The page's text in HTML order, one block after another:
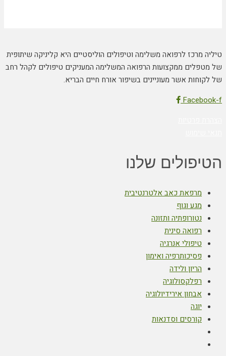
טיליה מרכז לרפואה משלימה וטיפולים הוליסטיים היא קליניקה שיתופית
של מטפלים ממקצועות הרפואה המשלימה המעניקים טיפולים לקהל רחב
של לקוחות אשר מעוניינים בשיפור אורח חיים הבריא.
Facebook-f
הטיפולים שלנו
מרפאת כאב אלטרנטיבית
מגע וגוף
נטורופתיה ותזונה
רפואה סינית
טיפולי אנרגיה
פסיכותרפיה ואימון
הריון ולידה
רפלקסולוגיה
אבחון אירידיולוגיה
יוגה
קורסים וסדנאות